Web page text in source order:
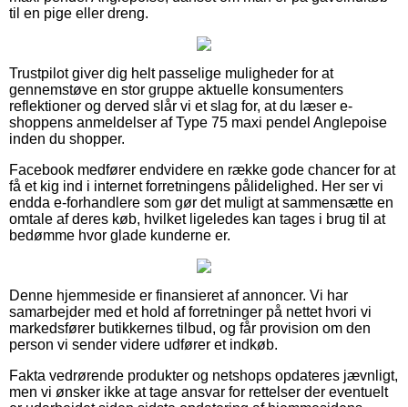
til en pige eller dreng.
Trustpilot giver dig helt passelige muligheder for at
gennemstøve en stor gruppe aktuelle konsumenters
reflektioner og derved slår vi et slag for, at du læser e-
shoppens anmeldelser af Type 75 maxi pendel Anglepoise
inden du shopper.
Facebook medfører endvidere en række gode chancer for at
få et kig ind i internet forretningens pålidelighed. Her ser vi
endda e-forhandlere som gør det muligt at sammensætte en
omtale af deres køb, hvilket ligeledes kan tages i brug til at
bedømme hvor glade kunderne er.
Denne hjemmeside er finansieret af annoncer. Vi har
samarbejder med et hold af forretninger på nettet hvori vi
markedsfører butikkernes tilbud, og får provision om den
person vi sender videre udfører et indkøb.
Fakta vedrørende produkter og netshops opdateres jævnligt,
men vi ønsker ikke at tage ansvar for rettelser der eventuelt